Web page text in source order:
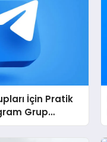
İçin Pratik
Grup
Ne